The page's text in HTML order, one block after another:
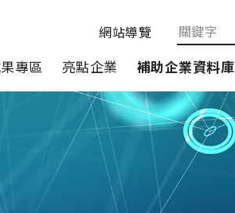
網站導覽
專區 亮點企業 補助企業資料庫